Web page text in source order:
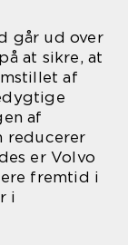
går ud over
at sikre, at
af
af
reducerer
er Volvo
fremtid i
i